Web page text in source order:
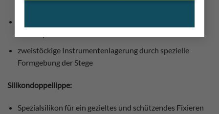
zweistöckige Instrumentenlagerung durch spezielle
Formgebung der Stege
Silikondoppellippe:
Spezialsilikon für ein gezieltes und schützendes Fixieren